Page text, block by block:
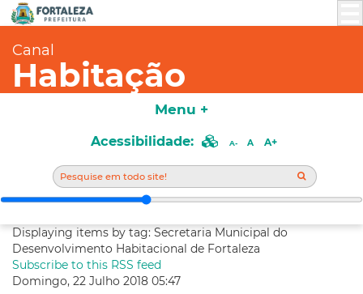
Canal
Habitação
Menu +
Acessibilidade:
A
Displaying items by tag: Secretaria Municipal do
Desenvolvimento Habitacional de Fortaleza
Subscribe to this RSS feed
Domingo, 22 Julho 2018 05:47